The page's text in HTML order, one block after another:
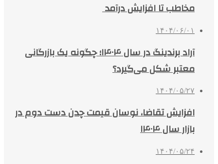
مخاطب تا افزایش درآمد
۱۴۰۴/۰۶/۰۱
آراد برندینگ در سال ۱۴۰۴؛ چگونه یک بازرگانی
معتبر شکل می‌گیرد؟
۱۴۰۴/۰۵/۲۷
افزایش تقاضا، نوسان قیمت چدن دست دوم در
بازار سال ۱۴۰۴
۱۴۰۴/۰۵/۲۴